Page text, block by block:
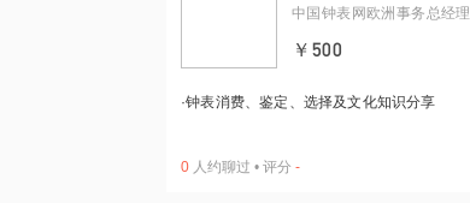
中国钟表网欧洲事务总经理
￥500
·钟表消费、鉴定、选择及文化知识分享
0 人约聊过 • 评分 -